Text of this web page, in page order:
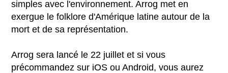
simples avec l'environnement. Arrog met en
exergue le folklore d'Amérique latine autour de la
mort et de sa représentation.
Arrog sera lancé le 22 juillet et si vous
précommandez sur iOS ou Android, vous aurez